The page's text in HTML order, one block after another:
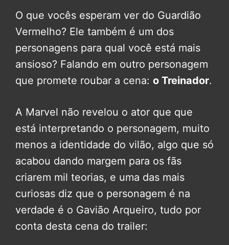
O que vocês esperam ver do Guardião
Vermelho? Ele também é um dos
personagens para qual você está mais
ansioso? Falando em outro personagem
que promete roubar a cena: o Treinador.
A Marvel não revelou o ator que que
está interpretando o personagem, muito
menos a identidade do vilão, algo que só
acabou dando margem para os fãs
criarem mil teorias, e uma das mais
curiosas diz que o personagem é na
verdade é o Gavião Arqueiro, tudo por
conta desta cena do trailer: